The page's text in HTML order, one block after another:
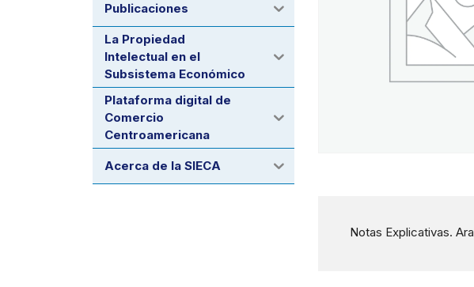
Notas Explicativas.
Publicaciones
La Propiedad
Intelectual en el
Subsistema Económico
Plataforma digital de
Comercio
Centroamericana
Acerca de la SIECA